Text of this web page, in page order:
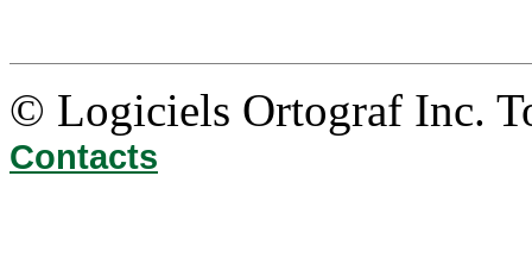
© Logiciels Ortograf Inc.
Contacts